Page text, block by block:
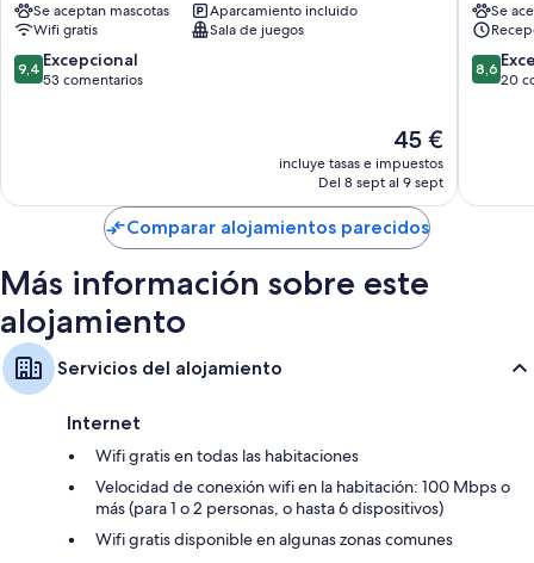
-
Hostel
Sarria
Se aceptan mascotas
Aparcamiento incluido
Wifi gratis
Sala de juegos
9.4
sobre
9,4 Excepcional
53 comentarios
El
precio
actual
de
45 €
45 €
incluye tasas e impuestos
Del 8 sept al 9 sept
Sarria
Se
8.6
sobre
8,6
20
Comparar alojamientos parecidos
Más información sobre este
alojamiento
Servicios del alojamiento
Internet
Wifi gratis en todas las habitaciones
Velocidad de conexión wifi en la habitación: 100 Mbps o
más (para 1 o 2 personas, o hasta 6 dispositivos)
Wifi gratis disponible en algunas zonas comunes